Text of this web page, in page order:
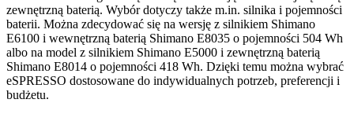
zewnętrzną baterią. Wybór dotyczy także m.in. silnika i pojemności
baterii. Można zdecydować się na wersję z silnikiem Shimano
E6100 i wewnętrzną baterią Shimano E8035 o pojemności 504 Wh
albo na model z silnikiem Shimano E5000 i zewnętrzną baterią
Shimano E8014 o pojemności 418 Wh. Dzięki temu można wybrać
eSPRESSO dostosowane do indywidualnych potrzeb, preferencji i
budżetu.